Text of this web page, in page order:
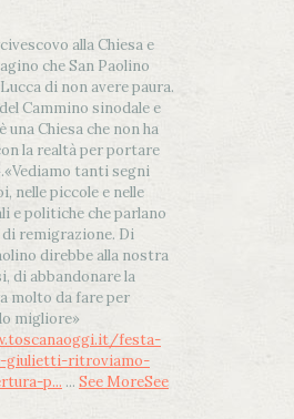
alla Chiesa e
che San Paolino
di non avere paura.
Cammino sinodale e
Chiesa che non ha
la realtà per portare
.«Vediamo tanti segni
nelle piccole e nelle
e politiche che parlano
remigrazione. Di
direbbe alla nostra
di abbandonare la
molto da fare per
migliore»
festa-
giulietti-ritroviamo-
p... ... See MoreSee